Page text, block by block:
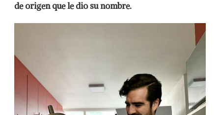
de origen que le dio su nombre.